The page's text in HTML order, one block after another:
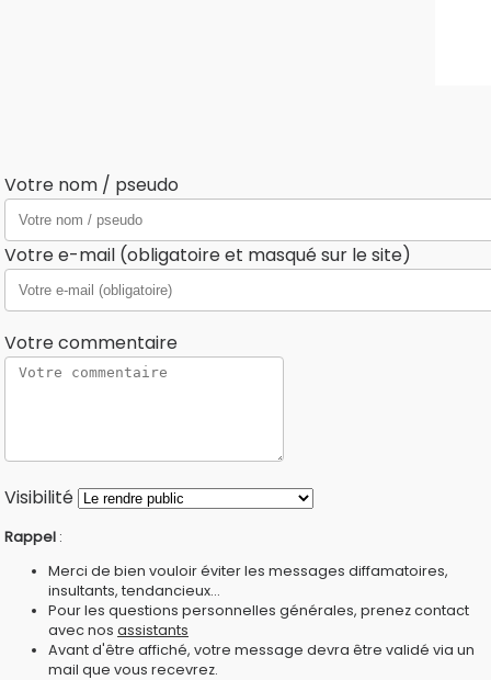
Votre nom / pseudo
Votre e-mail (obligatoire et masqué sur le site)
Votre commentaire
Visibilité
Rappel :
Merci de bien vouloir éviter les messages diffamatoires,
insultants, tendancieux...
Pour les questions personnelles générales, prenez contact
avec nos assistants
Avant d'être affiché, votre message devra être validé via un
mail que vous recevrez.